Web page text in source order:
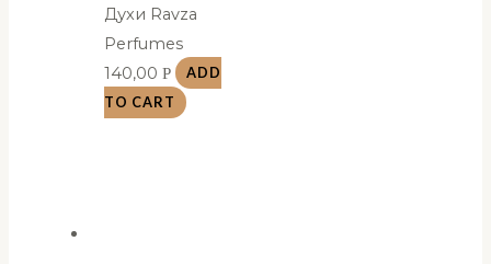
Духи Ravza
Perfumes
140,00Р
ADD
TO CART